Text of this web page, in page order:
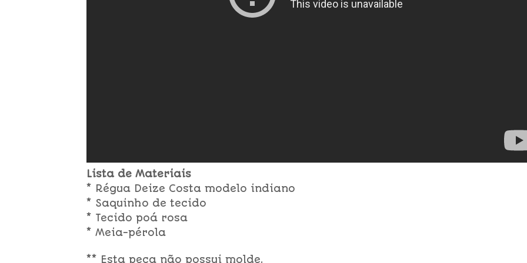
Lista de Materiais
* Régua Deize Costa modelo indiano
* Saquinho de tecido
* Tecido poá rosa
* Meia-pérola
** Esta peça não possui molde.